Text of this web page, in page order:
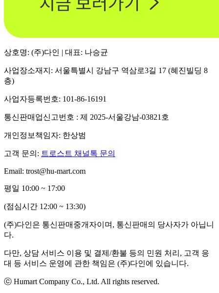
상호명: (주)다인 | 대표: 나승균
사업장소재지: 서울특별시 강남구 역삼로3길 17 (혜진빌딩 8
층)
사업자등록번호: 101-86-16191
통신판매업신고번호 : 제 2025-서울강남-03821호
개인정보책임자: 한상범
고객 문의: 트로스트 채널톡 문의
Email: trost@hu-mart.com
평일 10:00 ~ 17:00
(점심시간 12:00 ~ 13:30)
(주)다인은 통신판매중개자이며, 통신판매의 당사자가 아닙니
다.
다만, 상담 서비스 이용 및 결제/환불 등의 민원 처리, 고객 응
대 등 서비스 운영에 관한 책임은 (주)다인에 있습니다.
ⓒ Humart Company Co., Ltd. All rights reserved.